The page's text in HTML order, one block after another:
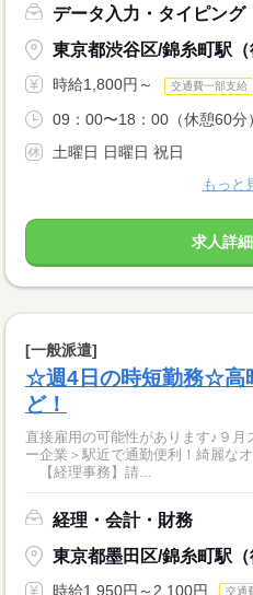
データ入力・タイピング
東京都渋谷区/錦糸町駅（
時給1,800円～ 交通費一部支給
09：00〜18：00（休憩60分
土曜日 日曜日 祝日
もっと
求人詳
[一般派遣]
☆週4日の時短勤務☆高
ど！
直接雇用の可能性があります♪９
ー企業＞駅近で通勤便利！綺麗な
【経理事務】請...
経理・会計・財務
東京都墨田区/錦糸町駅（
時給1,950円～2,100円 交通